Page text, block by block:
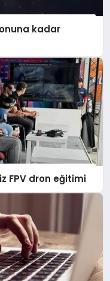
kadar
FPV dron eğitimi